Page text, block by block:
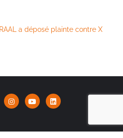
a déposé plainte contre X